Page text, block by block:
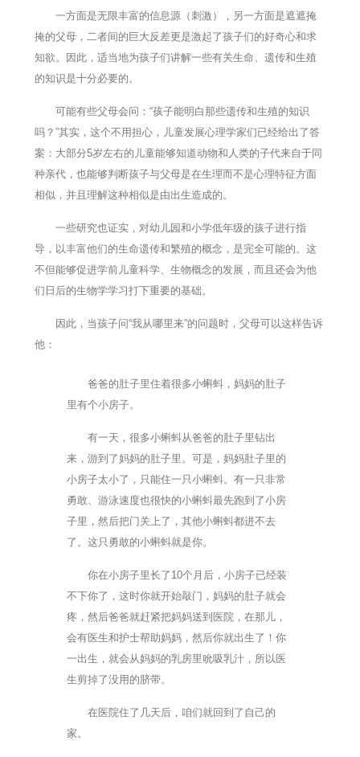
一方面是无限丰富的信息源（刺激），另一方面是遮遮掩
掩的父母，二者间的巨大反差更是激起了孩子们的好奇心和求
知欲。因此，适当地为孩子们讲解一些有关生命、遗传和生殖
的知识是十分必要的。
可能有些父母会问：“孩子能明白那些遗传和生殖的知识
吗？”其实，这个不用担心，儿童发展心理学家们已经给出了答
案：大部分5岁左右的儿童能够知道动物和人类的子代来自于同
种亲代，也能够判断孩子与父母是在生理而不是心理特征方面
相似，并且理解这种相似是由出生造成的。
一些研究也证实，对幼儿园和小学低年级的孩子进行指
导，以丰富他们的生命遗传和繁殖的概念，是完全可能的。这
不但能够促进学前儿童科学、生物概念的发展，而且还会为他
们日后的生物学学习打下重要的基础。
因此，当孩子问“我从哪里来”的问题时，父母可以这样告诉
他：
爸爸的肚子里住着很多小蝌蚪，妈妈的肚子
里有个小房子。
有一天，很多小蝌蚪从爸爸的肚子里钻出
来，游到了妈妈的肚子里。可是，妈妈肚子里的
小房子太小了，只能住一只小蝌蚪。有一只非常
勇敢、游泳速度也很快的小蝌蚪最先跑到了小房
子里，然后把门关上了，其他小蝌蚪都进不去
了。这只勇敢的小蝌蚪就是你。
你在小房子里长了10个月后，小房子已经装
不下你了，这时你就开始敲门，妈妈的肚子就会
疼，然后爸爸就赶紧把妈妈送到医院，在那儿，
会有医生和护士帮助妈妈，然后你就出生了！你
一出生，就会从妈妈的乳房里吮吸乳汁，所以医
生剪掉了没用的脐带。
在医院住了几天后，咱们就回到了自己的
家。